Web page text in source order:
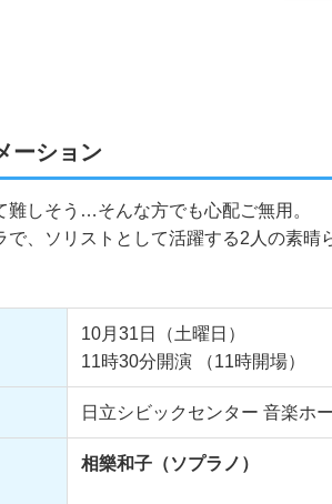
ーション
難しそう…そんな方でも心配ご無用。
で、ソリストとして活躍する2人の素
10月31日（土曜日）
11時30分開演 （11時開場）
日立シビックセンター 音楽ホ
相樂和子（ソプラノ）